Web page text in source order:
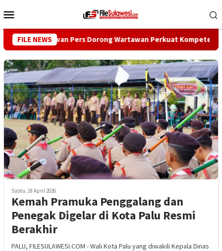
ke
Mobile
FILE NEWS
Dewan Pers Dorong Wartawan Perkuat Kompetensi
Sabtu, 18 April 2026
Kemah Pramuka Penggalang dan
Penegak Digelar di Kota Palu Resmi
Berakhir
PALU, FILESULAWESI.COM - Wali Kota Palu yang diwakili Kepala Dinas